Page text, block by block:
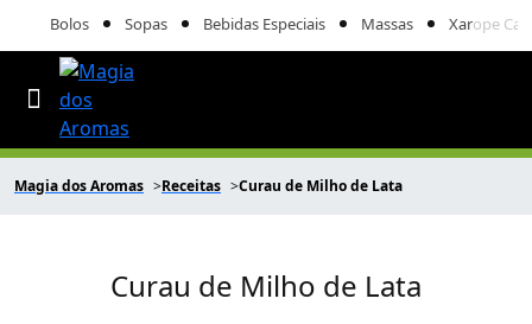
Bolos Sopas Bebidas Especiais Massas Xarope
Magia dos Aromas Receitas Curau de Milho de Lata
Curau de Milho de Lata